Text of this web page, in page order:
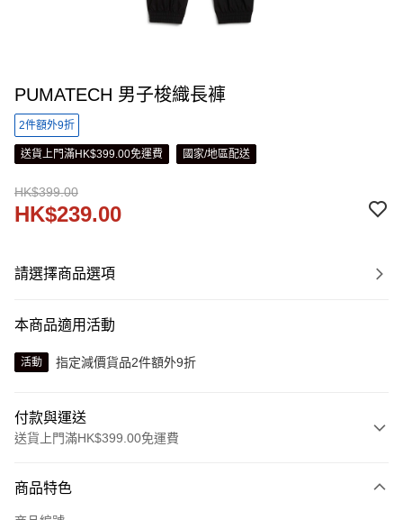
PUMATECH 男子梭織長褲
2件額外9折
送貨上門滿HK$399.00免運費 國家/地區配送
HK$399.00
HK$239.00
請選擇商品選項
本商品適用活動
活動 指定減價貨品2件額外9折
付款與運送
送貨上門滿HK$399.00免運費
信用卡
商品特色